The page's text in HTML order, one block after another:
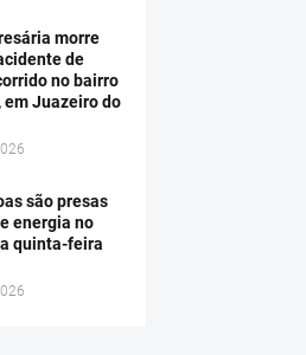
morre
de
no bairro
em Juazeiro do
são presas
energia no
quinta-feira